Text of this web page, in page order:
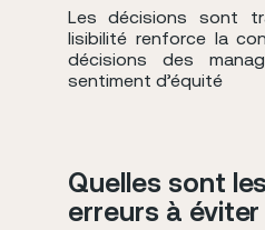
Les décisions sont
lisibilité renforce la
décisions des
sentiment d’équité
Quelles sont les
erreurs à éviter